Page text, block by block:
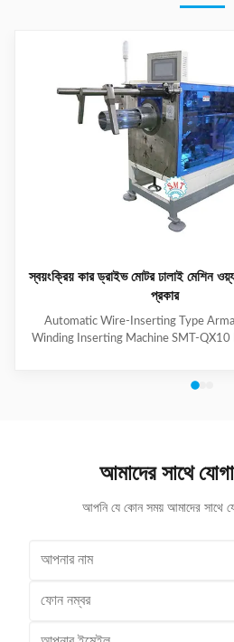
স্বয়ংক্রিয় কার ড্রাইভ মোটর ঢালাই মেশিন
প্রকার
Automatic Wire-Inserting Type
Winding Inserting Machine SMT-QX10
system. It can achieve wedge length
machine control interface, it
আমাদের সাথে
আপনি যে কোন সময় আমাদের সাথে